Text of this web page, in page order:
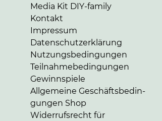
Media Kit DIY-family
Kontakt
Impressum
Da­ten­schutz­er­klä­rung
Nut­zungs­be­din­gun­gen
Teil­nah­me­be­din­gun­gen
Gewinnspiele
Allgemeine Ge­schäfts­be­din­
gun­gen Shop
Widerrufsrecht für